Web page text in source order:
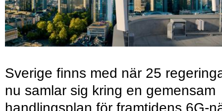
Sverige finns med när 25
nu samlar sig kring en gemensam